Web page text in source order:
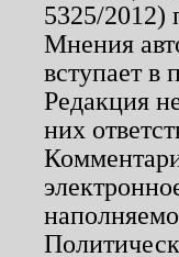
5325/2012)
Мнения
вступает в
Редакция
них